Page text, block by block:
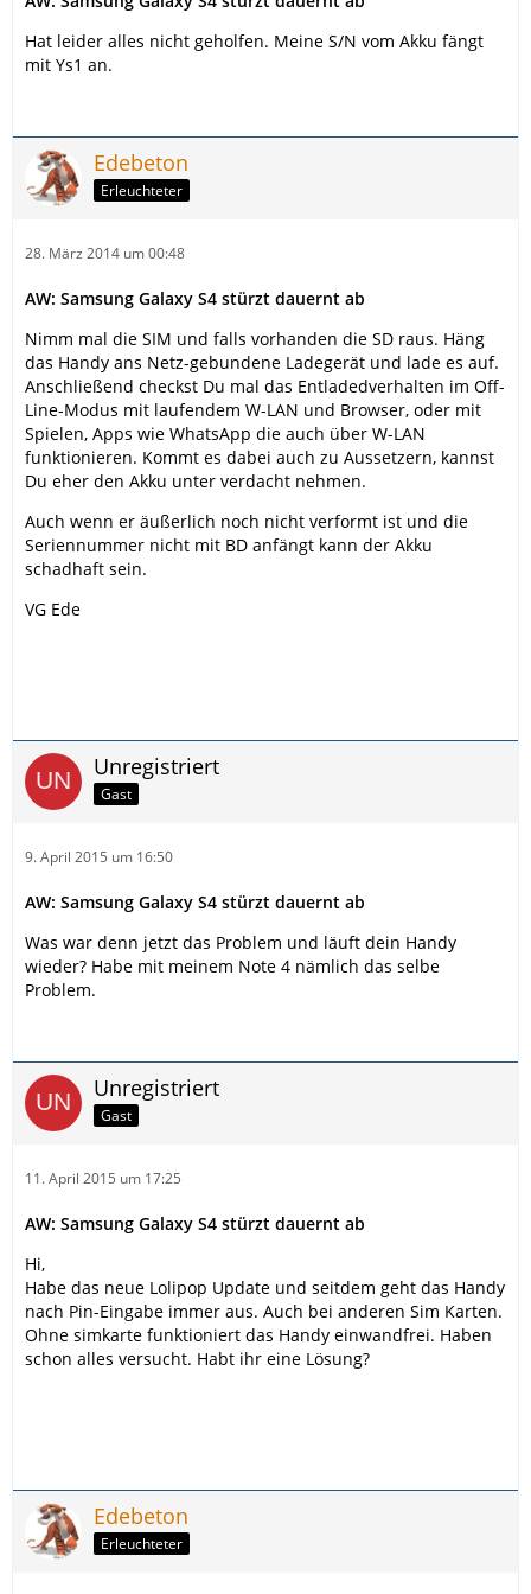
Hat leider alles nicht geholfen. Meine S/N vom Akku fängt
mit Ys1 an.
Edebeton
Erleuchteter
28. März 2014 um 00:48
AW: Samsung Galaxy S4 stürzt dauernt ab
Nimm mal die SIM und falls vorhanden die SD raus. Häng
das Handy ans Netz-gebundene Ladegerät und lade es auf.
Anschließend checkst Du mal das Entladedverhalten im Off-
Line-Modus mit laufendem W-LAN und Browser, oder mit
Spielen, Apps wie WhatsApp die auch über W-LAN
funktionieren. Kommt es dabei auch zu Aussetzern, kannst
Du eher den Akku unter verdacht nehmen.
Auch wenn er äußerlich noch nicht verformt ist und die
Seriennummer nicht mit BD anfängt kann der Akku
schadhaft sein.
VG Ede
Unregistriert
Gast
9. April 2015 um 16:50
AW: Samsung Galaxy S4 stürzt dauernt ab
Was war denn jetzt das Problem und läuft dein Handy
wieder? Habe mit meinem Note 4 nämlich das selbe
Problem.
Unregistriert
Gast
11. April 2015 um 17:25
AW: Samsung Galaxy S4 stürzt dauernt ab
Hi,
Habe das neue Lolipop Update und seitdem geht das Handy
nach Pin-Eingabe immer aus. Auch bei anderen Sim Karten.
Ohne simkarte funktioniert das Handy einwandfrei. Haben
schon alles versucht. Habt ihr eine Lösung?
Edebeton
Erleuchteter